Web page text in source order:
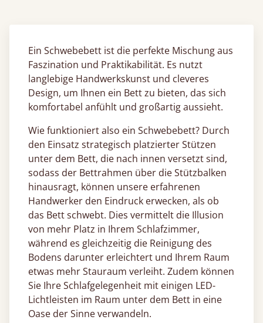
Ein Schwebebett ist die perfekte Mischung aus
Faszination und Praktikabilität. Es nutzt
langlebige Handwerkskunst und cleveres
Design, um Ihnen ein Bett zu bieten, das sich
komfortabel anfühlt und großartig aussieht.
Wie funktioniert also ein Schwebebett? Durch
den Einsatz strategisch platzierter Stützen
unter dem Bett, die nach innen versetzt sind,
sodass der Bettrahmen über die Stützbalken
hinausragt, können unsere erfahrenen
Handwerker den Eindruck erwecken, als ob
das Bett schwebt. Dies vermittelt die Illusion
von mehr Platz in Ihrem Schlafzimmer,
während es gleichzeitig die Reinigung des
Bodens darunter erleichtert und Ihrem Raum
etwas mehr Stauraum verleiht. Zudem können
Sie Ihre Schlafgelegenheit mit einigen LED-
Lichtleisten im Raum unter dem Bett in eine
Oase der Sinne verwandeln.